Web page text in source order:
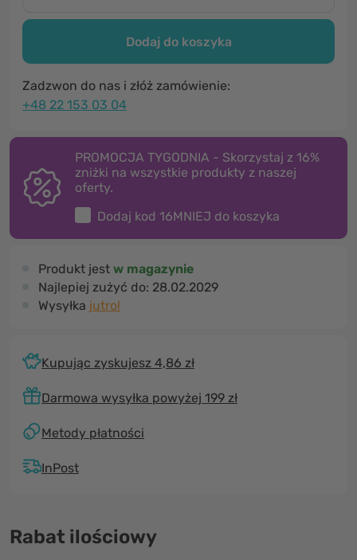
Dodaj do koszyka
Zadzwon do nas i złóż zamówienie:
+48 22 153 03 04
PROMOCJA TYGODNIA - Skorzystaj z 16%
zniżki na wszystkie produkty z naszej
oferty.
Dodaj kod 16MNIEJ do koszyka
Produkt jest w magazynie
Najlepiej zużyć do: 28.02.2029
Wysyłka jutro!
Kupując zyskujesz 4,86 zł
Darmowa wysyłka powyżej 199 zł
Metody płatności
InPost
Rabat ilościowy